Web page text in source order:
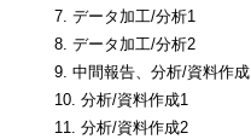
7. データ加工/分析1
8. データ加工/分析2
9. 中間報告、分析/資料作成
10. 分析/資料作成1
11. 分析/資料作成2